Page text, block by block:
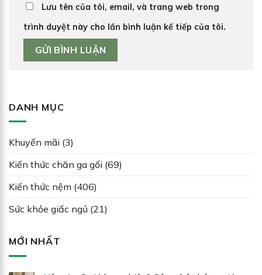
Lưu tên của tôi, email, và trang web trong
trình duyệt này cho lần bình luận kế tiếp của tôi.
DANH MỤC
Khuyến mãi (3)
Kiến thức chăn ga gối (69)
Kiến thức nệm (406)
Sức khỏe giấc ngủ (21)
MỚI NHẤT